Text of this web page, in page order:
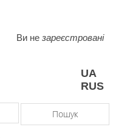
UA
RUS
Пошук
Ви не зареєстровані